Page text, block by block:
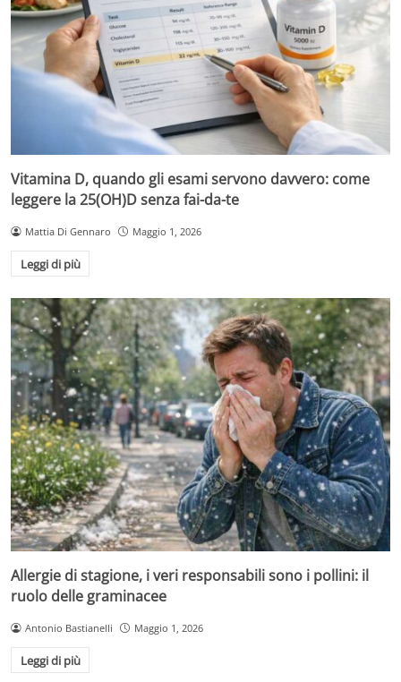
Vitamina D, quando gli esami servono davvero: come
leggere la 25(OH)D senza fai-da-te
Mattia Di Gennaro Maggio 1, 2026
Leggi di più
Allergie di stagione, i veri responsabili sono i pollini: il
ruolo delle graminacee
Antonio Bastianelli Maggio 1, 2026
Leggi di più